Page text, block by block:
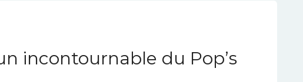
incontournable du Pop’s